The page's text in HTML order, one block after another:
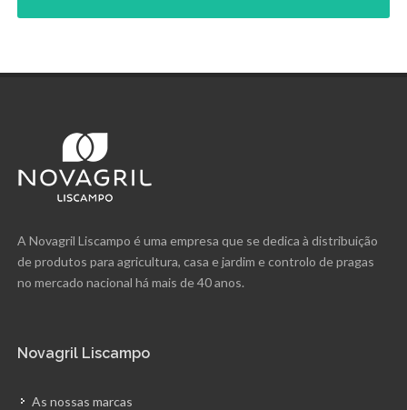
A Novagril Liscampo é uma empresa que se dedica à distribuição
de produtos para agricultura, casa e jardim e controlo de pragas
no mercado nacional há mais de 40 anos.
Novagril Liscampo
As nossas marcas